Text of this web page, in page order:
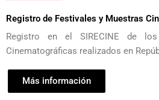
Registro de Festivales y Muestras
Registro en el SIRECINE de
Cinematográficas realizados en
Más información